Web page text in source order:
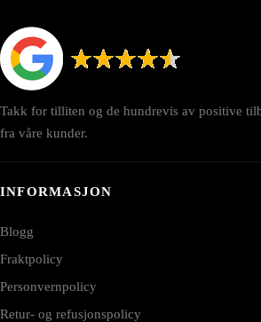
Takk for tilliten og de hundrevis av positive
fra våre kunder.
INFORMASJON
Blogg
Fraktpolicy
Personvernpolicy
Retur- og refusjonspolicy